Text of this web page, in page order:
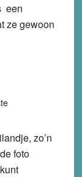
een
ze gewoon
zo’n
foto